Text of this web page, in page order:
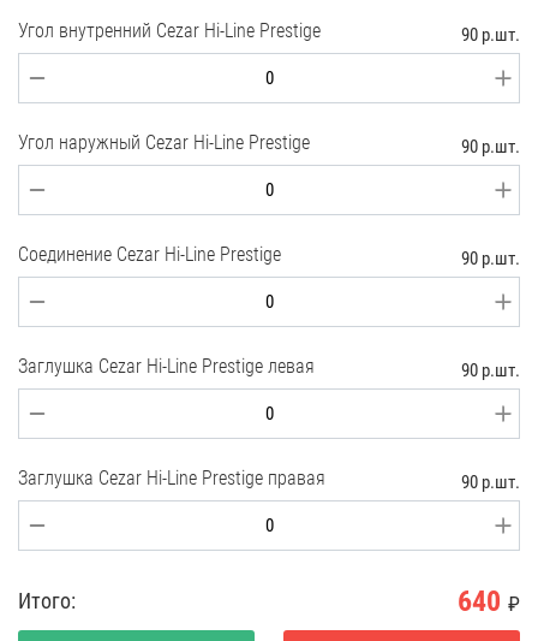
Угол внутренний Cezar Hi-Line Prestige
90 р.шт.
Угол наружный Cezar Hi-Line Prestige 90 р.шт.
Соединение Cezar Hi-Line Prestige 90 р.шт.
Заглушка Cezar Hi-Line Prestige левая 90 р.шт.
Заглушка Cezar Hi-Line Prestige правая 90 р.шт.
Итого: 640 ₽